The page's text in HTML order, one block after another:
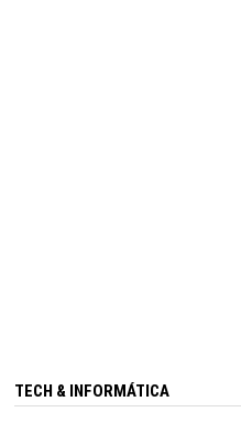
TECH & INFORMÁTICA